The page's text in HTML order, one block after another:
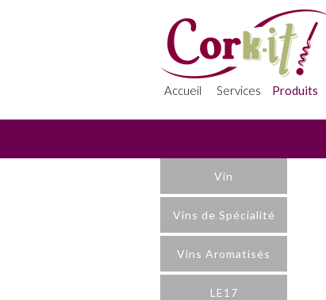
Accueil Services Produits
Vin
Vins de Spécialité
Vins Aromatisés
LE17